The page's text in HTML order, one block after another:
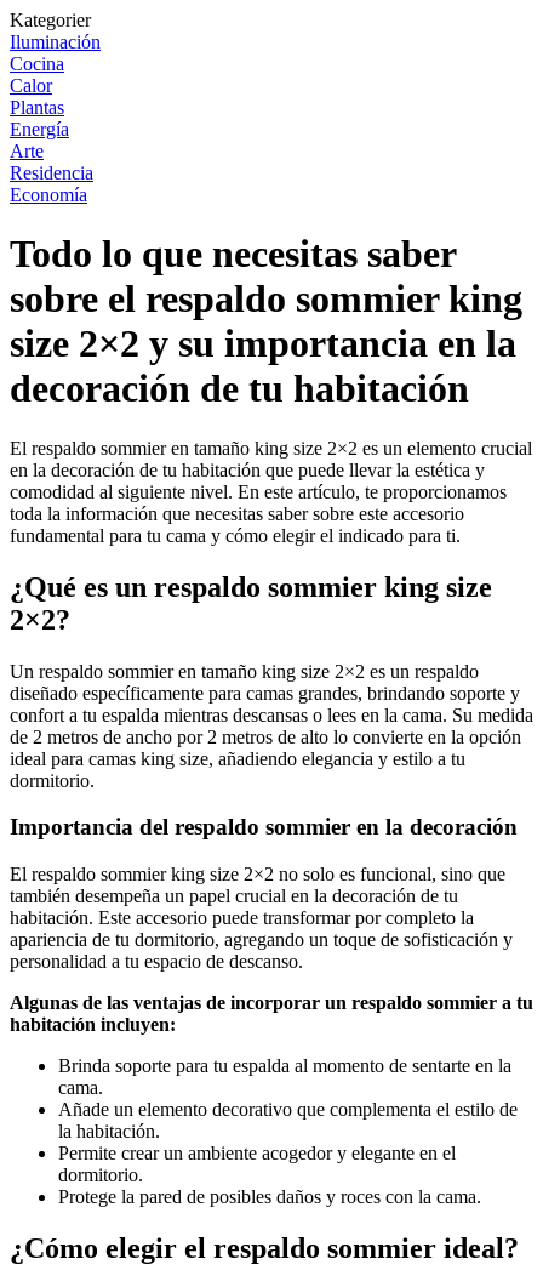
Kategorier
Iluminación
Cocina
Calor
Plantas
Energía
Arte
Residencia
Economía
Todo lo que necesitas saber
sobre el respaldo sommier king
size 2×2 y su importancia en la
decoración de tu habitación
El respaldo sommier en tamaño king size 2×2 es un elemento crucial
en la decoración de tu habitación que puede llevar la estética y
comodidad al siguiente nivel. En este artículo, te proporcionamos
toda la información que necesitas saber sobre este accesorio
fundamental para tu cama y cómo elegir el indicado para ti.
¿Qué es un respaldo sommier king size
2×2?
Un respaldo sommier en tamaño king size 2×2 es un respaldo
diseñado específicamente para camas grandes, brindando soporte y
confort a tu espalda mientras descansas o lees en la cama. Su medida
de 2 metros de ancho por 2 metros de alto lo convierte en la opción
ideal para camas king size, añadiendo elegancia y estilo a tu
dormitorio.
Importancia del respaldo sommier en la decoración
El respaldo sommier king size 2×2 no solo es funcional, sino que
también desempeña un papel crucial en la decoración de tu
habitación. Este accesorio puede transformar por completo la
apariencia de tu dormitorio, agregando un toque de sofisticación y
personalidad a tu espacio de descanso.
Algunas de las ventajas de incorporar un respaldo sommier a tu
habitación incluyen:
Brinda soporte para tu espalda al momento de sentarte en la
cama.
Añade un elemento decorativo que complementa el estilo de
la habitación.
Permite crear un ambiente acogedor y elegante en el
dormitorio.
Protege la pared de posibles daños y roces con la cama.
¿Cómo elegir el respaldo sommier ideal?